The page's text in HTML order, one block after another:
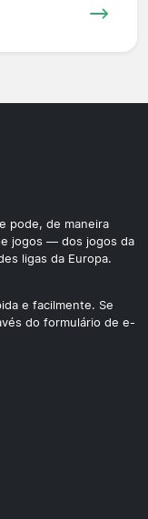
pode, de maneira
jogos — dos jogos da
ligas da Europa.
e facilmente. Se
do formulário de e-